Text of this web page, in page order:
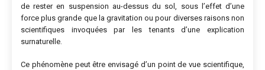
de rester en suspension au-dessus du sol, sous l’effet d’une
force plus grande que la gravitation ou pour diverses raisons non
scientifiques invoquées par les tenants d’une explication
surnaturelle.
Ce phénomène peut être envisagé d’un point de vue scientifique,